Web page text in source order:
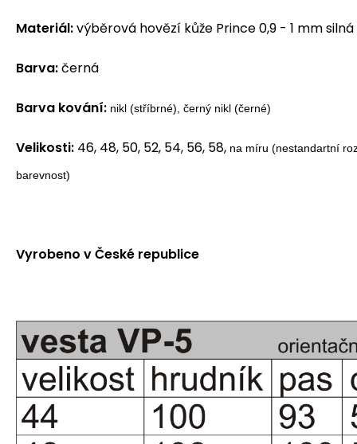
Materiál:výběrová hovězí kůže Prince 0,9 - 1 mm silná
Barva:černá
Barva kování: nikl (stříbrné), černý nikl (černé)
Velikosti: 46, 48, 50, 52, 54, 56, 58, na míru (nestandartní
barevnost)
Vyrobeno v České republice